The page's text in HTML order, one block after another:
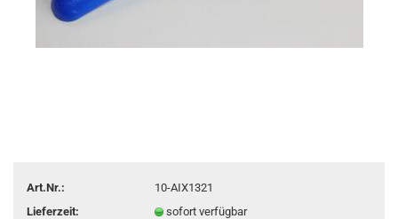
Art.Nr.:
10-AIX1321
Lieferzeit:
sofort verfügbar